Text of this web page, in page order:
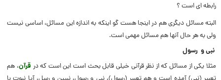
رابطه اى است ؟
البته مسائل دیگرى هم در اینجا هست گو اینکه به اندازه این مسائل، اساسى نیست
ولى به هر حال آنها هم مسائل مهمى است.
نبى و رسول
مثلا یکى از مسائل که از نظر قرآنى خیلى قابل بحث است این است که در قرآن، هم